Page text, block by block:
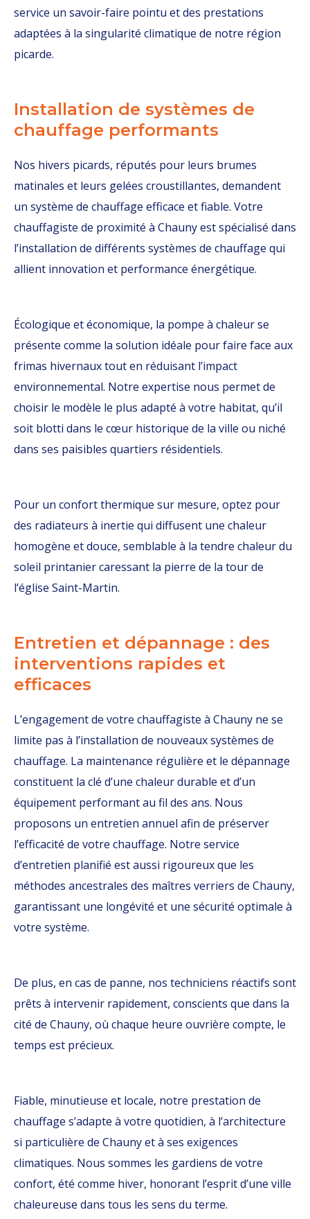
service un savoir-faire pointu et des prestations
adaptées à la singularité climatique de notre région
picarde.
Installation de systèmes de
chauffage performants
Nos hivers picards, réputés pour leurs brumes
matinales et leurs gelées croustillantes, demandent
un système de chauffage efficace et fiable. Votre
chauffagiste de proximité à Chauny est spécialisé dans
l’installation de différents systèmes de chauffage qui
allient innovation et performance énergétique.
Écologique et économique, la pompe à chaleur se
présente comme la solution idéale pour faire face aux
frimas hivernaux tout en réduisant l’impact
environnemental. Notre expertise nous permet de
choisir le modèle le plus adapté à votre habitat, qu’il
soit blotti dans le cœur historique de la ville ou niché
dans ses paisibles quartiers résidentiels.
Pour un confort thermique sur mesure, optez pour
des radiateurs à inertie qui diffusent une chaleur
homogène et douce, semblable à la tendre chaleur du
soleil printanier caressant la pierre de la tour de
l’église Saint-Martin.
Entretien et dépannage : des
interventions rapides et
efficaces
L’engagement de votre chauffagiste à Chauny ne se
limite pas à l’installation de nouveaux systèmes de
chauffage. La maintenance régulière et le dépannage
constituent la clé d’une chaleur durable et d’un
équipement performant au fil des ans. Nous
proposons un entretien annuel afin de préserver
l’efficacité de votre chauffage. Notre service
d’entretien planifié est aussi rigoureux que les
méthodes ancestrales des maîtres verriers de Chauny,
garantissant une longévité et une sécurité optimale à
votre système.
De plus, en cas de panne, nos techniciens réactifs sont
prêts à intervenir rapidement, conscients que dans la
cité de Chauny, où chaque heure ouvrière compte, le
temps est précieux.
Fiable, minutieuse et locale, notre prestation de
chauffage s’adapte à votre quotidien, à l’architecture
si particulière de Chauny et à ses exigences
climatiques. Nous sommes les gardiens de votre
confort, été comme hiver, honorant l’esprit d’une ville
chaleureuse dans tous les sens du terme.